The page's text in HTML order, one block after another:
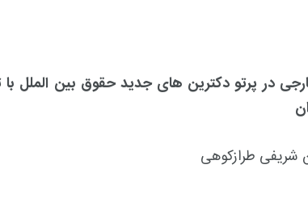
شریفی طرازکوهی